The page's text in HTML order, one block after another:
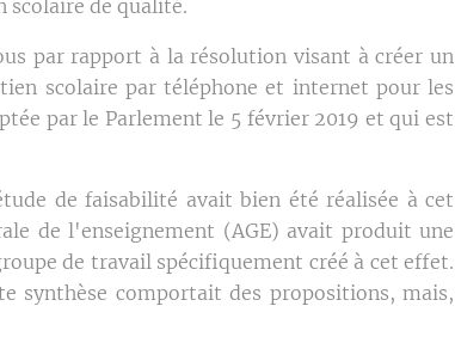
scolaire de qualité.
par rapport à la résolution visant à créer un
scolaire par téléphone et internet pour les
par le Parlement le 5 février 2019 et qui est
de faisabilité avait bien été réalisée à cet
de l'enseignement (AGE) avait produit une
de travail spécifiquement créé à cet effet.
synthèse comportait des propositions, mais,